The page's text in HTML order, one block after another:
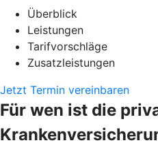
Überblick
Leistungen
Tarifvorschläge
Zusatzleistungen
Jetzt Termin vereinbaren
Für wen ist die